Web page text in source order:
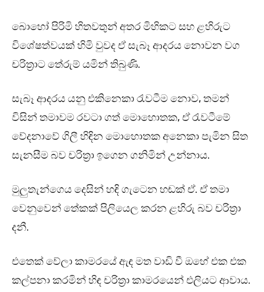
බොහෝ පිරිමි හිතවතුන් අතර මිහිකට සහ ළහිරුට
විශේෂත්වයක් හිමි වුවද ඒ සැබෑ ආදරය නොවන වග
චරිත්‍රාට තේරුම් යමින් තිබුණි.
සැබෑ ආදරය යනු එකිනෙකා රැවටීම නොව, තමන්
විසින් තමාවම රවටා ගත් මොහොතක, ඒ රැවටීමේ
වේදනාවේ ගිලී හිඳින මොහොතක අනෙකා පැමින සිත
සැනසීම බව චරිත්‍රා ඉගෙන ගනිමින් උන්නාය.
මුලුතැන්ගෙය දෙසින් හඳි ගැටෙන හඬක් ඒ. ඒ තමා
වෙනුවෙන් තේකක් පිලියෙල කරන ළහිරු බව චරිත්‍රා
දනී.
එතෙක් වේලා කාමරයේ ඇඳ මත වාඩි වී ඔහේ එක එක
කල්පනා කරමින් හිඳ චරිත්‍රා කාමරයෙන් එලියට ආවාය.